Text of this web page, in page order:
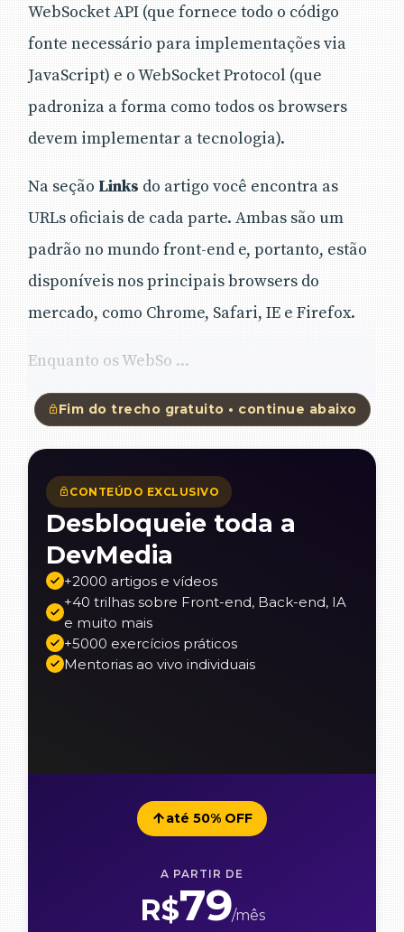
WebSocket API (que fornece todo o código
fonte necessário para implementações via
JavaScript) e o WebSocket Protocol (que
padroniza a forma como todos os browsers
devem implementar a tecnologia).
Na seção Links do artigo você encontra as
URLs oficiais de cada parte. Ambas são um
padrão no mundo front-end e, portanto, estão
disponíveis nos principais browsers do
mercado, como Chrome, Safari, IE e Firefox.
Enquanto os WebSo ...
Fim do trecho gratuito • continue abaixo
CONTEÚDO EXCLUSIVO
Desbloqueie toda a
DevMedia
+2000 artigos e vídeos
+40 trilhas sobre Front-end, Back-end, IA
e muito mais
+5000 exercícios práticos
Mentorias ao vivo individuais
até 50% OFF
A PARTIR DE
R$79/mês